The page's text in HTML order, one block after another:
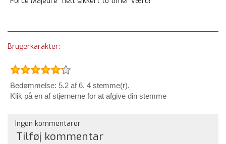
Brugerkarakter:
Bedømmelse: 5.2 af 6. 4 stemme(r).
Klik på en af stjernerne for at afgive din stemme
Ingen kommentarer
Tilføj kommentar